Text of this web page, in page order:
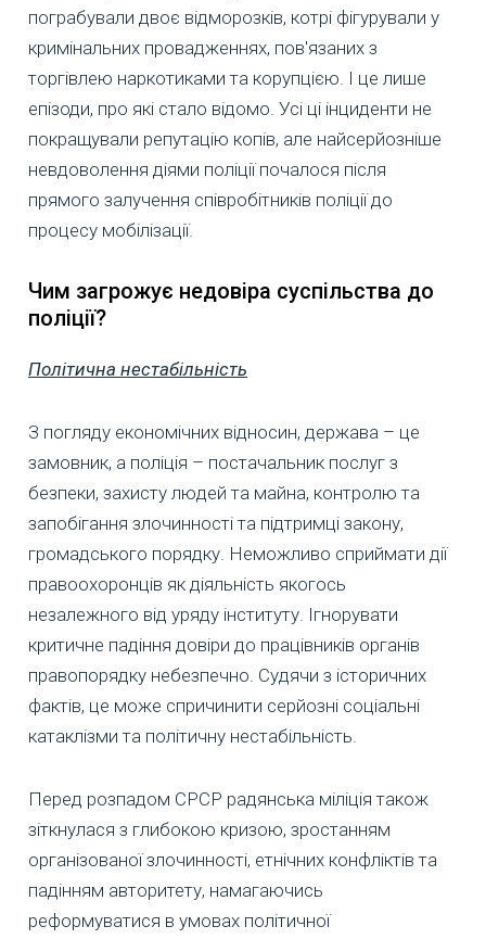
пограбували двоє відморозків, котрі фігурували у
кримінальних провадженнях, пов'язаних з
торгівлею наркотиками та корупцією. І це лише
епізоди, про які стало відомо. Усі ці інциденти не
покращували репутацію копів, але найсерйозніше
невдоволення діями поліції почалося після
прямого залучення співробітників поліції до
процесу мобілізації.
Чим загрожує недовіра суспільства до
поліції?
Політична нестабільність
З погляду економічних відносин, держава – це
замовник, а поліція – постачальник послуг з
безпеки, захисту людей та майна, контролю та
запобігання злочинності та підтримці закону,
громадського порядку. Неможливо сприймати дії
правоохоронців як діяльність якогось
незалежного від уряду інституту. Ігнорувати
критичне падіння довіри до працівників органів
правопорядку небезпечно. Судячи з історичних
фактів, це може спричинити серйозні соціальні
катаклізми та політичну нестабільність.
Перед розпадом СРСР радянська міліція також
зіткнулася з глибокою кризою, зростанням
організованої злочинності, етнічних конфліктів та
падінням авторитету, намагаючись
реформуватися в умовах політичної